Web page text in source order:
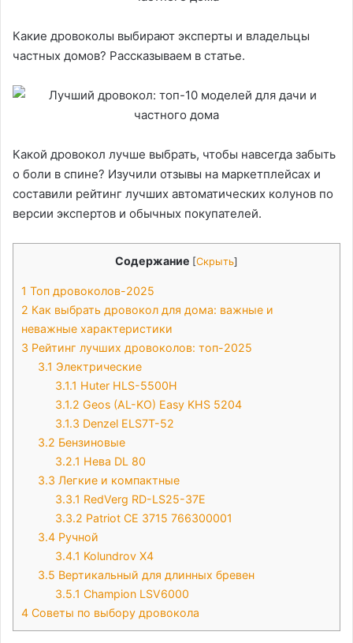
Какие дровоколы выбирают эксперты и владельцы
частных домов? Рассказываем в статье.
Какой дровокол лучше выбрать, чтобы навсегда забыть
о боли в спине? Изучили отзывы на маркетплейсах и
составили рейтинг лучших автоматических колунов по
версии экспертов и обычных покупателей.
Содержание [Скрыть]
1 Топ дровоколов-2025
2 Как выбрать дровокол для дома: важные и
неважные характеристики
3 Рейтинг лучших дровоколов: топ-2025
3.1 Электрические
3.1.1 Huter HLS-5500H
3.1.2 Geos (AL-KO) Easy KHS 5204
3.1.3 Denzel ЕLS7T-52
3.2 Бензиновые
3.2.1 Нева DL 80
3.3 Легкие и компактные
3.3.1 RedVerg RD-LS25-37E
3.3.2 Patriot CE 3715 766300001
3.4 Ручной
3.4.1 Kolundrov Х4
3.5 Вертикальный для длинных бревен
3.5.1 Champion LSV6000
4 Советы по выбору дровокола